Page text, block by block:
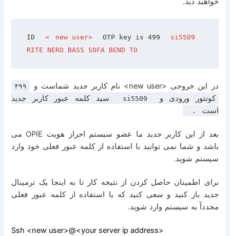
ID < new user> OTP key is 499
si5509
RITE NERO BASS SOFA BEND TO
در این خروجی <new user> نام کاربر جدید شماست و ۴۹۹
کونتور ورودی و si5509
سید کلمه عبور کاربر جدید
است
.
بعد از این کاربر جدید ما عضو سیستم احراز هویت OPIE می
باشد و شما نمی توانید با استفاده از کلمه عبور فعلی خود وارد
سیستم شوید.
برای اطمینان حاصل کردن از نتیجه کار تا به اینجا یک ترمینال
جدید باز کنید و سعی کنید که با استفاده از کلمه عبور فعلی
مجدداً به سیستم وارد شوید.
Ssh <new user>@<your server ip address>